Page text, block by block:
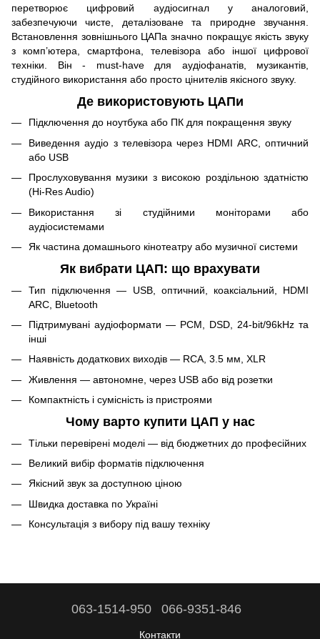
перетворює цифровий аудіосигнал у аналоговий,
забезпечуючи чисте, деталізоване та природне звучання.
Встановлення зовнішнього ЦАПа значно покращує якість звуку
з комп’ютера, смартфона, телевізора або іншої цифрової
техніки. Він - must-have для аудіофанатів, музикантів,
студійного використання або просто цінителів якісного звуку.
Де використовують ЦАПи
Підключення до ноутбука або ПК для покращення звуку
Виведення аудіо з телевізора через HDMI ARC, оптичний
або USB
Прослуховування музики з високою роздільною здатністю
(Hi-Res Audio)
Використання зі студійними моніторами або
аудіосистемами
Як частина домашнього кінотеатру або музичної системи
Як вибрати ЦАП: що врахувати
Тип підключення — USB, оптичний, коаксіальний, HDMI
ARC, Bluetooth
Підтримувані аудіоформати — PCM, DSD, 24-bit/96kHz та
інші
Наявність додаткових виходів — RCA, 3.5 мм, XLR
Живлення — автономне, через USB або від розетки
Компактність і сумісність із пристроями
Чому варто купити ЦАП у нас
Тільки перевірені моделі — від бюджетних до професійних
Великий вибір форматів підключення
Якісний звук за доступною ціною
Швидка доставка по Україні
Консультація з вибору під вашу техніку
063-1514-950 066-9351-846
Контакти